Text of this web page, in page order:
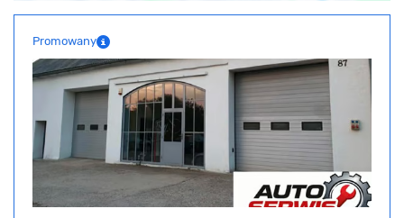
Promowany